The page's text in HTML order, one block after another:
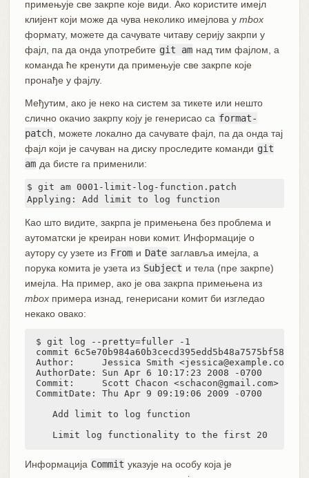
примењује све закрпе које види. Ако користите имејл
клијент који може да чува неколико имејлова у mbox
формату, можете да сачувате читаву серију закрпи у
фајл, па да онда употребите git am над тим фајлом, а
команда ће кренути да примењује све закрпе које
пронађе у фајлу.
Међутим, ако је неко на систем за тикете или нешто
слично окачио закрпу коју је генерисао са format-
patch , можете локално да сачувате фајл, па да онда тај
фајл који је сачуван на диску проследите команди git
am да бисте га применили:
$ git am 0001-limit-log-function.patch
Applying: Add limit to log function
Као што видите, закрпа је примењена без проблема и
аутоматски је креиран нови комит. Информације о
аутору су узете из From и Date заглавља имејла, а
порука комита је узета из Subject и тела (пре закрпе)
имејла. На пример, ако је ова закрпа примењена из
mboxпримера изнад, генерисани комит би изгледао
некако овако:
$ git log --pretty=fuller -1
commit 6c5e70b984a60b3cecd395edd5b48a7575bf58e0
Author:     Jessica Smith <jessica@example.com>
AuthorDate: Sun Apr 6 10:17:23 2008 -0700
Commit:     Scott Chacon <schacon@gmail.com>
CommitDate: Thu Apr 9 09:19:06 2009 -0700
   Add limit to log function
   Limit log functionality to the first 20
Информација Commit указује на особу која је